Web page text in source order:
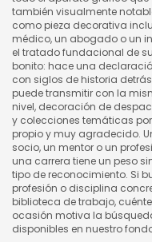
también visualmente
como pieza decorativa
médico, un abogado o un
el tratado fundacional de
bonito: hace una
con siglos de historia
puede transmitir con la
nivel, decoración de
y colecciones temáticas
propio y muy agradecido.
socio, un mentor o un
una carrera tiene un peso
tipo de reconocimiento. Si
profesión o disciplina
biblioteca de trabajo,
ocasión motiva la
disponibles en nuestro